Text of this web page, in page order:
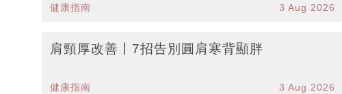
健康指南 3 Aug 2026
肩頸厚改善丨7招告別圓肩寒背顯胖
健康指南 3 Aug 2026